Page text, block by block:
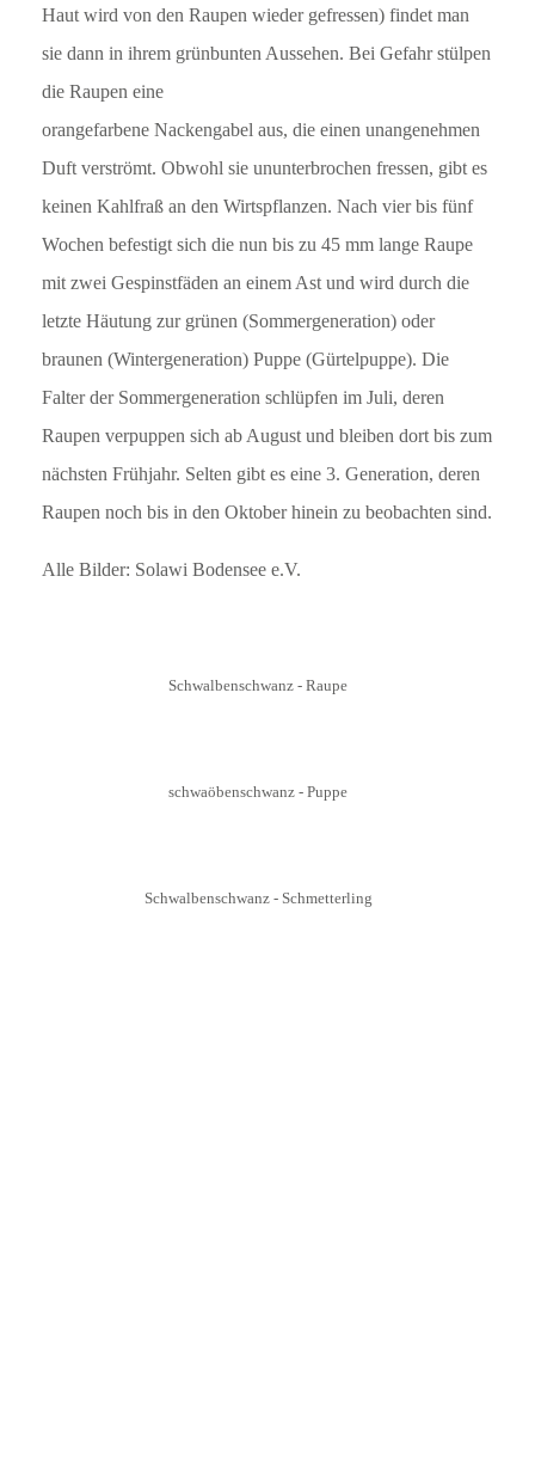
Haut wird von den Raupen wieder gefressen) findet man
sie dann in ihrem grünbunten Aussehen. Bei Gefahr stülpen
die Raupen eine
orangefarbene Nackengabel aus, die einen unangenehmen
Duft verströmt. Obwohl sie ununterbrochen fressen, gibt es
keinen Kahlfraß an den Wirtspflanzen. Nach vier bis fünf
Wochen befestigt sich die nun bis zu 45 mm lange Raupe
mit zwei Gespinstfäden an einem Ast und wird durch die
letzte Häutung zur grünen (Sommergeneration) oder
braunen (Wintergeneration) Puppe (Gürtelpuppe). Die
Falter der Sommergeneration schlüpfen im Juli, deren
Raupen verpuppen sich ab August und bleiben dort bis zum
nächsten Frühjahr. Selten gibt es eine 3. Generation, deren
Raupen noch bis in den Oktober hinein zu beobachten sind.
Alle Bilder: Solawi Bodensee e.V.
Schwalbenschwanz - Raupe
schwaöbenschwanz - Puppe
Schwalbenschwanz - Schmetterling